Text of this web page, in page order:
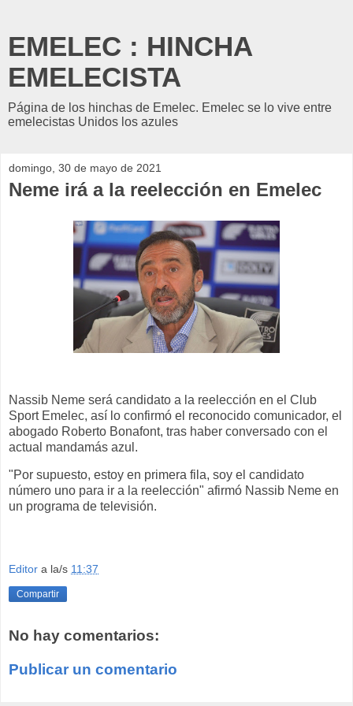
EMELEC : HINCHA
EMELECISTA
Página de los hinchas de Emelec. Emelec se lo vive entre
emelecistas Unidos los azules
domingo, 30 de mayo de 2021
Neme irá a la reelección en Emelec
Nassib Neme será candidato a la reelección en el Club
Sport Emelec, así lo confirmó el reconocido comunicador, el
abogado Roberto Bonafont, tras haber conversado con el
actual mandamás azul.
"Por supuesto, estoy en primera fila, soy el candidato
número uno para ir a la reelección" afirmó Nassib Neme en
un programa de televisión.
Editor a la/s 11:37
Compartir
No hay comentarios:
Publicar un comentario